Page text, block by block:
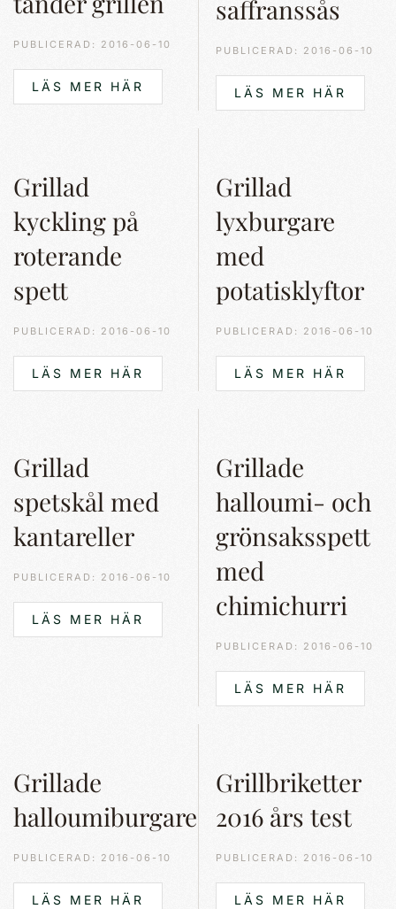
PUBLICERAD: 2016-06-10
LÄS MER HÄR
saffranssås
PUBLICERAD: 2016-06-10
LÄS MER HÄR
Grillad
kyckling på
roterande
spett
PUBLICERAD: 2016-06-10
LÄS MER HÄR
Grillad
lyxburgare
med
potatisklyftor
PUBLICERAD: 2016-06-10
LÄS MER HÄR
Grillad
spetskål med
kantareller
PUBLICERAD: 2016-06-10
LÄS MER HÄR
Grillade
halloumi- och
grönsaksspett
med
chimichurri
PUBLICERAD: 2016-06-10
LÄS MER HÄR
Grillade
halloumiburgare
PUBLICERAD: 2016-06-10
LÄS MER HÄR
Grillbriketter
2016 års test
PUBLICERAD: 2016-06-10
LÄS MER HÄR